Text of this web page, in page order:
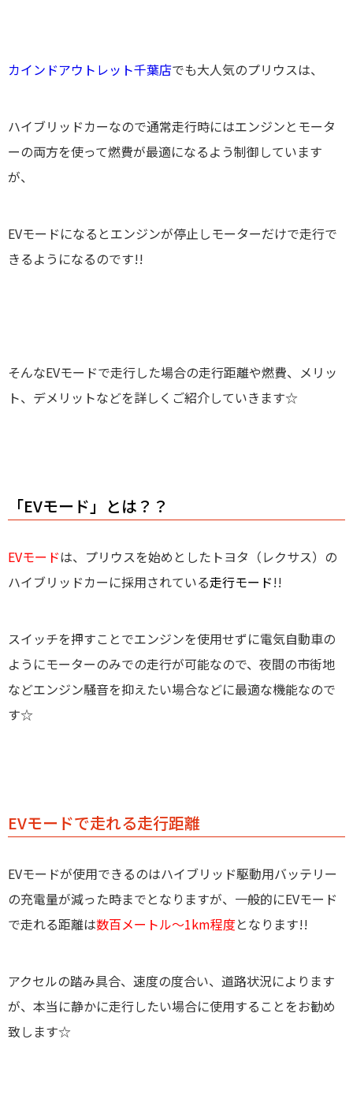
カインドアウトレット千葉店でも大人気のプリウスは、
ハイブリッドカーなので通常走行時にはエンジンとモータ
ーの両方を使って燃費が最適になるよう制御しています
が、
EVモードになるとエンジンが停止しモーターだけで走行で
きるようになるのです!!
そんなEVモードで走行した場合の走行距離や燃費、メリッ
ト、デメリットなどを詳しくご紹介していきます☆
「EVモード」とは？？
EVモードは、プリウスを始めとしたトヨタ（レクサス）の
ハイブリッドカーに採用されている走行モード!!
スイッチを押すことでエンジンを使用せずに電気自動車の
ようにモーターのみでの走行が可能なので、夜間の市街地
などエンジン騒音を抑えたい場合などに最適な機能なので
す☆
EVモードで走れる走行距離
EVモードが使用できるのはハイブリッド駆動用バッテリー
の充電量が減った時までとなりますが、一般的にEVモード
で走れる距離は数百メートル～1km程度となります!!
アクセルの踏み具合、 速度の度合い、 道路状況によります
が、 本当に静かに走行したい場合に使用することをお勧め
致します☆